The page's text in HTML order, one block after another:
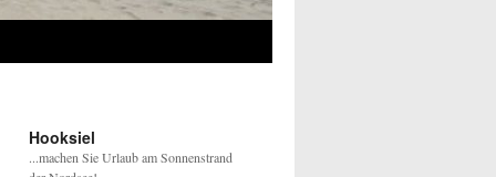
Hooksiel
...machen Sie Urlaub am Sonnenstrand